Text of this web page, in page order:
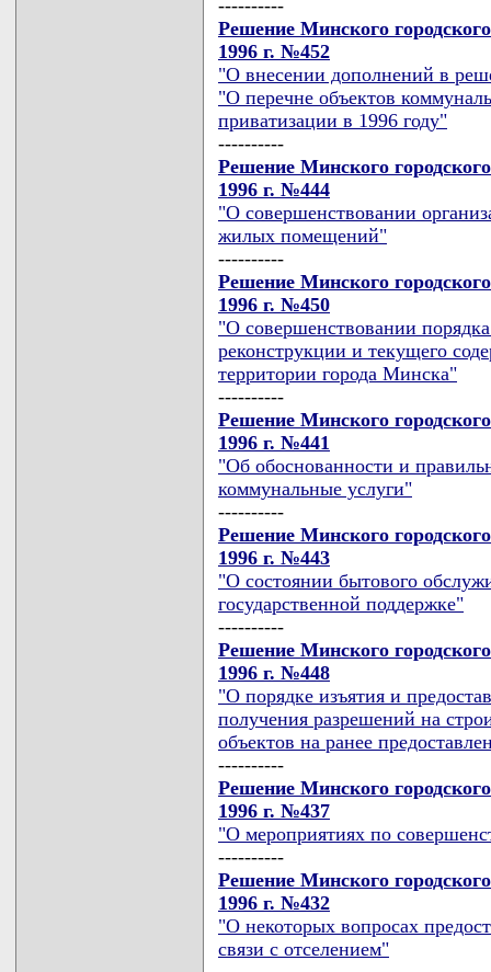
----------
Решение Минского
1996 г. №452
"О внесении дополнений в
"О перечне объектов
приватизации в 1996 году"
----------
Решение Минского
1996 г. №444
"О совершенствовании
жилых помещений"
----------
Решение Минского
1996 г. №450
"О совершенствовании
реконструкции и текущего
территории города Минска"
----------
Решение Минского
1996 г. №441
"Об обоснованности и
коммунальные услуги"
----------
Решение Минского
1996 г. №443
"О состоянии бытового
государственной поддержке"
----------
Решение Минского
1996 г. №448
"О порядке изъятия и
получения разрешений на
объектов на ранее
----------
Решение Минского
1996 г. №437
"О мероприятиях по
----------
Решение Минского
1996 г. №432
"О некоторых вопросах
связи с отселением"